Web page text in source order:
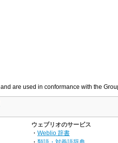
, and are used in conformance with the
ウェブリオのサービス
・ Weblio 辞書
・ 類語・対義語辞典